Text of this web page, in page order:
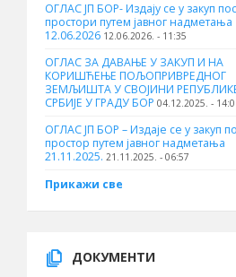
ОГЛАС ЈП БОР- Издају се у закуп
простори путем јавног надметања
12.06.2026 12.06.2026. - 11:35
ОГЛАС ЗА ДАВАЊЕ У ЗАКУП И НА
КОРИШЋЕЊЕ ПОЉОПРИВРЕДНОГ
ЗЕМЉИШТА У СВОЈИНИ
СРБИЈЕ У ГРАДУ БОР 04.12.2025. -
ОГЛАС ЈП БОР – Издаје се у закуп
простор путем јавног надметања
21.11.2025. 21.11.2025. - 06:57
Прикажи све
ДОКУМЕНТИ